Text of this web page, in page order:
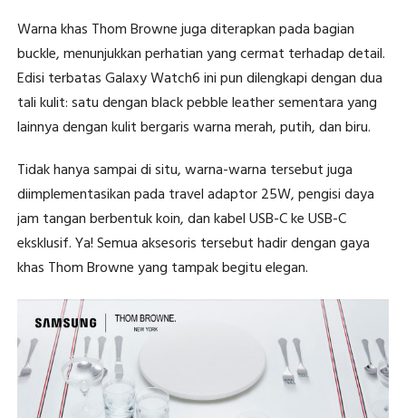
Warna khas Thom Browne juga diterapkan pada bagian
buckle, menunjukkan perhatian yang cermat terhadap detail.
Edisi terbatas Galaxy Watch6 ini pun dilengkapi dengan dua
tali kulit: satu dengan black pebble leather sementara yang
lainnya dengan kulit bergaris warna merah, putih, dan biru.
Tidak hanya sampai di situ, warna-warna tersebut juga
diimplementasikan pada travel adaptor 25W, pengisi daya
jam tangan berbentuk koin, dan kabel USB-C ke USB-C
eksklusif. Ya! Semua aksesoris tersebut hadir dengan gaya
khas Thom Browne yang tampak begitu elegan.